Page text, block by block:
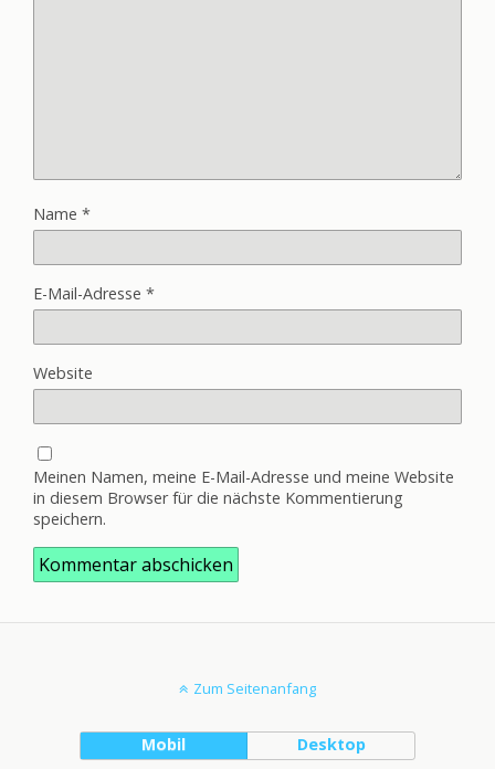
Name *
E-Mail-Adresse *
Website
Meinen Namen, meine E-Mail-Adresse und meine Website
in diesem Browser für die nächste Kommentierung
speichern.
Zum Seitenanfang
Mobil Desktop